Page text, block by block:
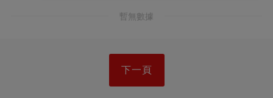
暫無數據
下一頁